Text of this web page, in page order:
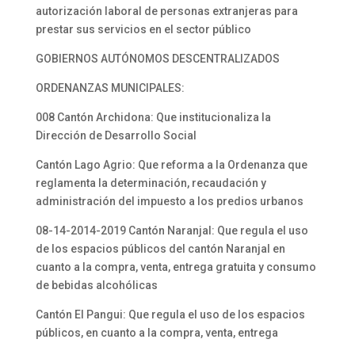
autorización laboral de personas extranjeras para
prestar sus servicios en el sector público
GOBIERNOS AUTÓNOMOS DESCENTRALIZADOS
ORDENANZAS MUNICIPALES:
008 Cantón Archidona: Que institucionaliza la
Dirección de Desarrollo Social
Cantón Lago Agrio: Que reforma a la Ordenanza que
reglamenta la determinación, recaudación y
administración del impuesto a los predios urbanos
08-14-2014-2019 Cantón Naranjal: Que regula el uso
de los espacios públicos del cantón Naranjal en
cuanto a la compra, venta, entrega gratuita y consumo
de bebidas alcohólicas
Cantón El Pangui: Que regula el uso de los espacios
públicos, en cuanto a la compra, venta, entrega